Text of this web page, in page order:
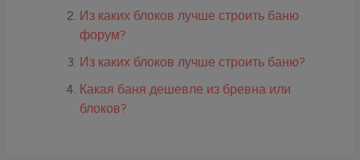
Из каких блоков лучше строить баню
форум?
Из каких блоков лучше строить баню?
Какая баня дешевле из бревна или
блоков?